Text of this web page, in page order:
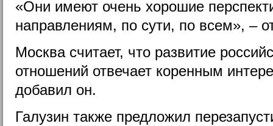
«Они имеют очень хорошие
направлениям, по сути, по всем», –
Москва считает, что развитие
отношений отвечает коренным
добавил он.
Галузин также предложил